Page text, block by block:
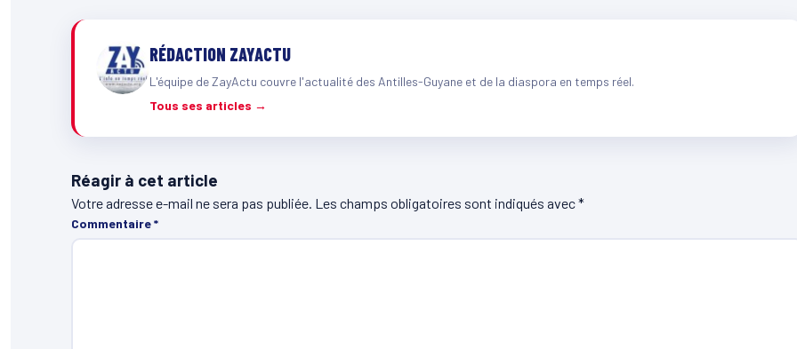
RÉDACTION ZAYACTU
L'équipe de ZayActu couvre l'actualité des Antilles-Guyane et de la diaspora en temps réel.
Tous ses articles →
Réagir à cet article
Votre adresse e-mail ne sera pas publiée. Les champs obligatoires sont indiqués avec*
Commentaire*